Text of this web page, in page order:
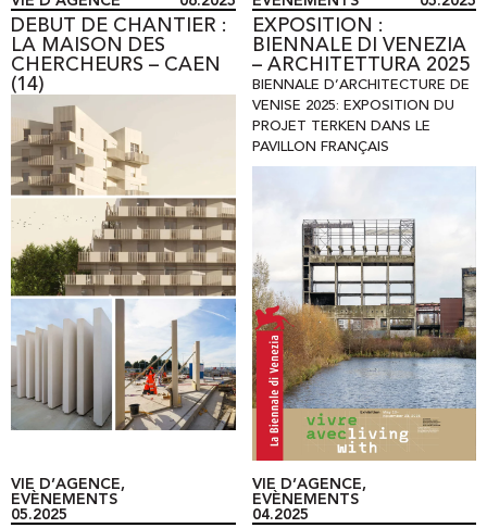
DEBUT DE CHANTIER :
LA MAISON DES
CHERCHEURS – CAEN
(14)
EXPOSITION :
BIENNALE DI VENEZIA
– ARCHITETTURA 2025
BIENNALE D’ARCHITECTURE DE
VENISE 2025: EXPOSITION DU
PROJET TERKEN DANS LE
PAVILLON FRANÇAIS
VIE D’AGENCE,
EVÈNEMENTS
05.2025
VIE D’AGENCE,
EVÈNEMENTS
04.2025